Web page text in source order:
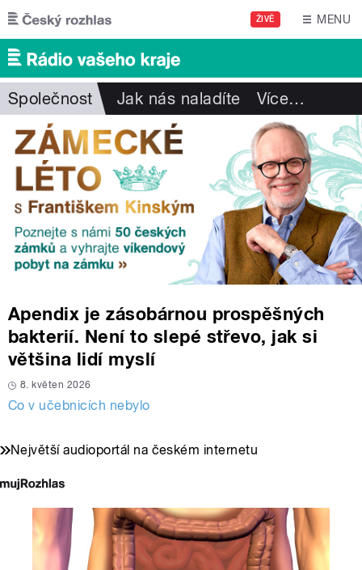
Přejít k hlavnímu obsahu
ŽIVĚ MENU
Společnost Jak nás naladíte Více…
Apendix je zásobárnou prospěšných
bakterií. Není to slepé střevo, jak si
většina lidí myslí
8. květen 2026
Co v učebnicích nebylo
Největší audioportál na českém internetu